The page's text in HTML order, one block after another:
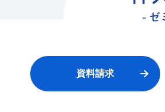
資料請求